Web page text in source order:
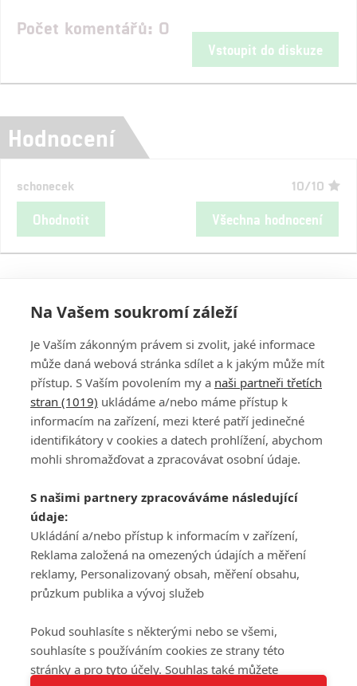
Tato stránka používá soubory cookies.
Počet komentářů: 0
Vstoupit do diskuze
Hodnocení
schonecek 10/10
Ohodnotit Všechna hodnocení
PŘIHLÁSIT
REGISTROVAT
DISKUZE
Šéfredaktorkou webu jePetr Slavík, e-mailserialy@fandimefilmu.cz
Máte-li zájem o inzerci na našem webu napište nám na e-mail
studio@koncal.com
Ochrana osobních údajů|Zásady používání cookies |Pravidla webu
Upravit nastavení soukromí
Na Vašem soukromí záleží
Je Vaším zákonným právem si zvolit, jaké informace
může daná webová stránka sdílet a k jakým může mít
přístup. S Vaším povolením my a naši partneři třetích
stran (1019) ukládáme a/nebo máme přístup k
informacím na zařízení, mezi které patří jedinečné
identifikátory v cookies a datech prohlížení, abychom
mohli shromažďovat a zpracovávat osobní údaje.
S našimi partnery zpracováváme následující
údaje:
Ukládání a/nebo přístup k informacím v zařízení,
Reklama založená na omezených údajích a měření
reklamy, Personalizovaný obsah, měření obsahu,
průzkum publika a vývoj služeb
Pokud souhlasíte s některými nebo se všemi,
souhlasíte s používáním cookies ze strany této
stránky a pro tyto účely. Souhlas také můžete